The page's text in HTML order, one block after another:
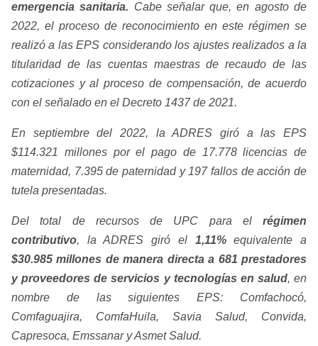
emergencia sanitaria. Cabe señalar que, en agosto de
2022, el proceso de reconocimiento en este régimen se
realizó a las EPS considerando los ajustes realizados a la
titularidad de las cuentas maestras de recaudo de las
cotizaciones y al proceso de compensación, de acuerdo
con el señalado en el Decreto 1437 de 2021.
En septiembre del 2022, la ADRES giró a las EPS
$114.321 millones por el pago de 17.778 licencias de
maternidad, 7.395 de paternidad y 197 fallos de acción de
tutela presentadas.
Del total de recursos de UPC para el régimen
contributivo, la ADRES giró el1,11%equivalente a
$30.985 millones de manera directa a 681 prestadores
y proveedores de servicios y tecnologías en salud, en
nombre de las siguientes EPS: Comfachocó,
Comfaguajira, ComfaHuila, Savia Salud, Convida,
Capresoca, Emssanar y Asmet Salud.